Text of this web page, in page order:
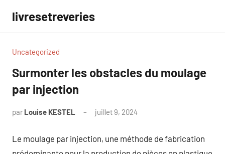
contenu
livresetreveries
Uncategorized
Surmonter les obstacles du moulage
par injection
par Louise KESTEL juillet 9, 2024
Le moulage par injection, une méthode de fabrication